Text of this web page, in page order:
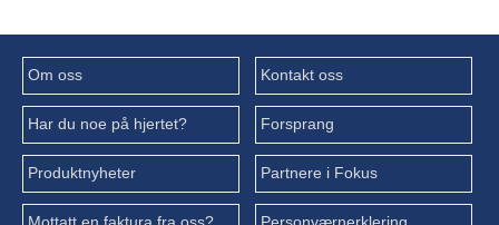
Om oss Kontakt oss
Har du noe på hjertet? Forsprang
Produktnyheter Partnere i Fokus